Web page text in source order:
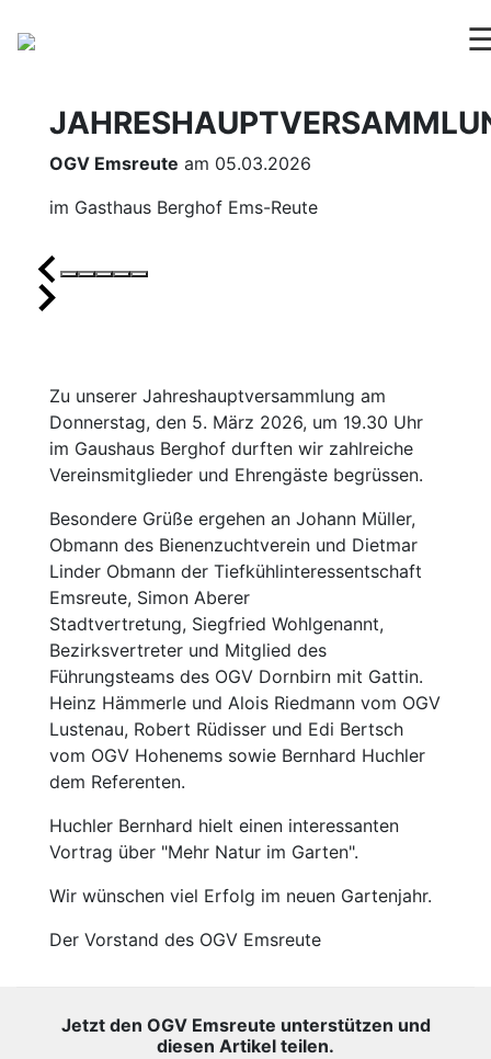
OGV Emsreute am 05.03.2026
im Gasthaus Berghof Ems-Reute
Zu unserer Jahreshauptversammlung am
Donnerstag, den 5. März 2026, um 19.30 Uhr
im Gaushaus Berghof durften wir zahlreiche
Vereinsmitglieder und Ehrengäste begrüssen.
Besondere Grüße ergehen an Johann Müller,
Obmann des Bienenzuchtverein und Dietmar
Linder Obmann der Tiefkühlinteressentschaft
Emsreute, Simon Aberer
Stadtvertretung, Siegfried Wohlgenannt,
Bezirksvertreter und Mitglied des
Führungsteams des OGV Dornbirn mit Gattin.
Heinz Hämmerle und Alois Riedmann vom OGV
Lustenau, Robert Rüdisser und Edi Bertsch
vom OGV Hohenems sowie Bernhard Huchler
dem Referenten.
Huchler Bernhard hielt einen interessanten
Vortrag über "Mehr Natur im Garten".
Wir wünschen viel Erfolg im neuen Gartenjahr.
Der Vorstand des OGV Emsreute
Jetzt den OGV Emsreute unterstützen und
diesen Artikel teilen.